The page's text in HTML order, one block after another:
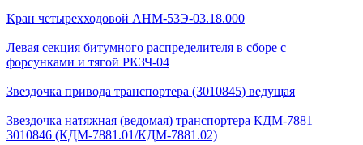
Кран четырехходовой AHМ-53Э-03.18.000
Левая секция битумного распределителя в сборе с
форсунками и тягой РКЗЧ-04
Звездочка привода транспортера (3010845) ведущая
Звездочка натяжная (ведомая) транспортера КДМ-7881
3010846 (КДМ-7881.01/КДМ-7881.02)